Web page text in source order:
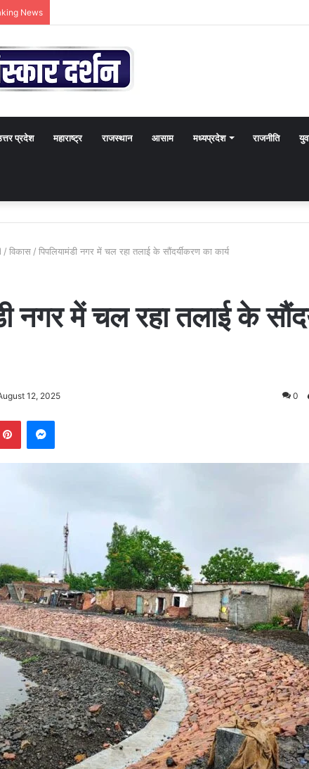
News
प्रदेश महाराष्ट्र राजस्थान आसाम मध्यप्रदेश राजनीति
/ विकास / पिपलियामंडी नगर में चल रहा तलाई के सौंदर्यीकरण का कार्य
नगर में चल रहा तलाई के
12, 2025 0
PinterestMessenger